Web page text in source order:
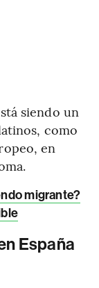
siendo un
como
en
migrante?
España